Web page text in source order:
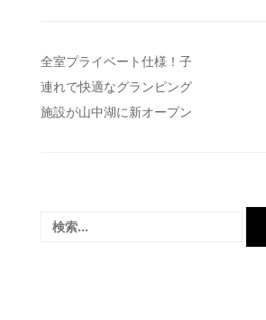
投
稿
ナ
シ
全室プライベート仕様！子
連れで快適なグランピング
施設が山中湖に新オープン